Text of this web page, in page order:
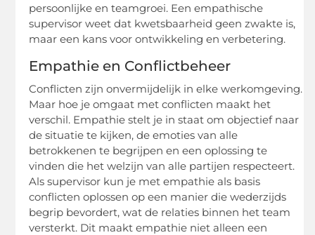
persoonlijke en teamgroei. Een empathische
supervisor weet dat kwetsbaarheid geen zwakte is,
maar een kans voor ontwikkeling en verbetering.
Empathie en Conflictbeheer
Conflicten zijn onvermijdelijk in elke werkomgeving.
Maar hoe je omgaat met conflicten maakt het
verschil. Empathie stelt je in staat om objectief naar
de situatie te kijken, de emoties van alle
betrokkenen te begrijpen en een oplossing te
vinden die het welzijn van alle partijen respecteert.
Als supervisor kun je met empathie als basis
conflicten oplossen op een manier die wederzijds
begrip bevordert, wat de relaties binnen het team
versterkt. Dit maakt empathie niet alleen een